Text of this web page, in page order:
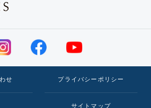
せ プライバシーポリシー
サイトマップ